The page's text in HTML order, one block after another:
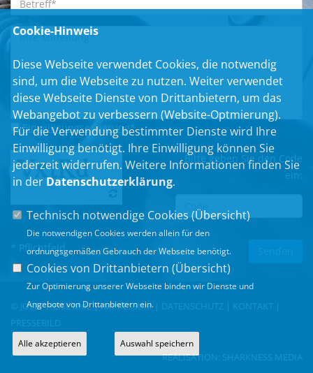
Einwilligungserklärung*
Bitte geben Sie den Code
ein:
* Pflichtfeld
© JOSEF HEISL MdL |IMPRESSUM| DATENSCHUTZ KONTAKT
PRESSEBILD
REALISATION: SHARKNESS MEDIA
Cookie-Hinweis
Diese Webseite verwendet Cookies, die notwendig
sind, um die Webseite zu nutzen. Weiter verwendet
diese Webseite Dienste von Drittanbietern, um das
Webangebot zu verbessern (Website-Optmierung).
Für die Verwendung bestimmter Dienste wird Ihre
Einwilligung benötigt. Ihre Einwilligung können Sie
jederzeit widerrufen. Weitere Informationen finden Sie
in der Datenschutzerklärung.
Technisch notwendige Cookies (Übersicht)
Die notwendigen Cookies werden allein für den
ordnungsgemäßen Gebrauch der Webseite benötigt.
Cookies von Drittanbietern (Übersicht)
Zur Optimierung unserer Webseite binden wir Dienste und
Angebote von Drittanbietern ein.
Alle akzeptieren Auswahl speichern